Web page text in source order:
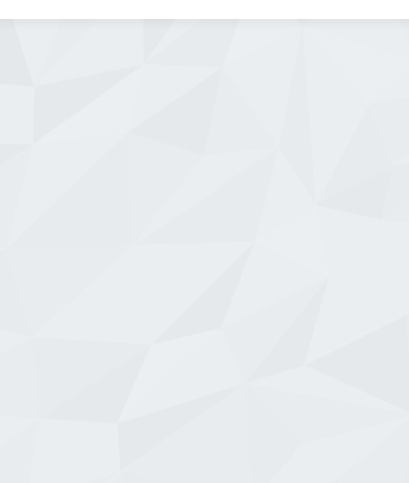
sürücü kadromuz, bakımları düzenli